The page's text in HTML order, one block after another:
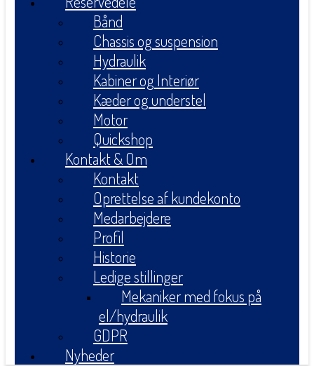
Bånd
Chassis og suspension
Hydraulik
Kabiner og Interiør
Kæder og understel
Motor
Quickshop
Kontakt & Om
Kontakt
Oprettelse af kundekonto
Medarbejdere
Profil
Historie
Ledige stillinger
Mekaniker med fokus på
el/hydraulik
GDPR
Nyheder